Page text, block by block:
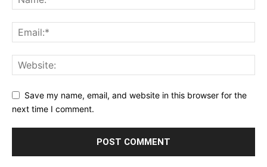
Save my name, email, and website in this browser for the
next time I comment.